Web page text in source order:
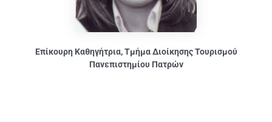
Επίκουρη Καθηγήτρια, Τμήμα Διοίκησης Τουρισμού
Πανεπιστημίου Πατρών